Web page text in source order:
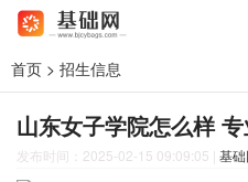
首页 > 招生信息
山东女子学院怎么样
发布时间：2025-02-15 09:09:05 | 基